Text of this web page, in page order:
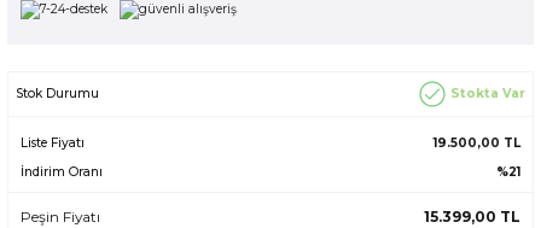
Stok Durumu Stokta Var
Liste Fiyatı
19.500,00 TL
İndirim Oranı
%21
Peşin Fiyatı 15.399,00 TL